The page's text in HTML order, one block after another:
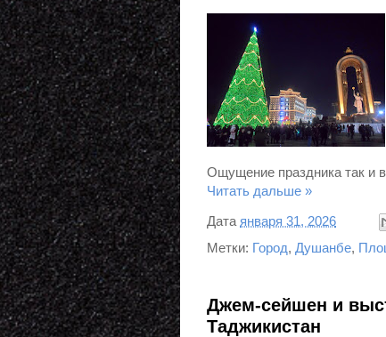
Ощущение праздника так и
Читать дальше »
Дата января 31, 2026
Метки: Город, Душанбе,
Джем-сейшен и
Таджикистан